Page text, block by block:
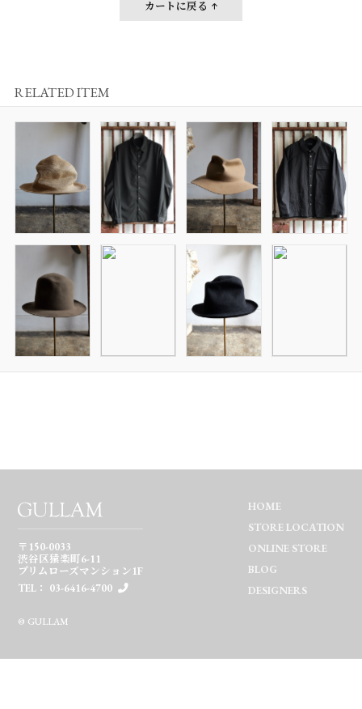
カートに戻る
RELATED ITEM
〒150-0033
渋谷区猿楽町6-11
プリムローズマンション1F
TEL： 03-6416-4700
HOME
STORE LOCATION
ONLINE STORE
BLOG
DESIGNERS
© GULLAM